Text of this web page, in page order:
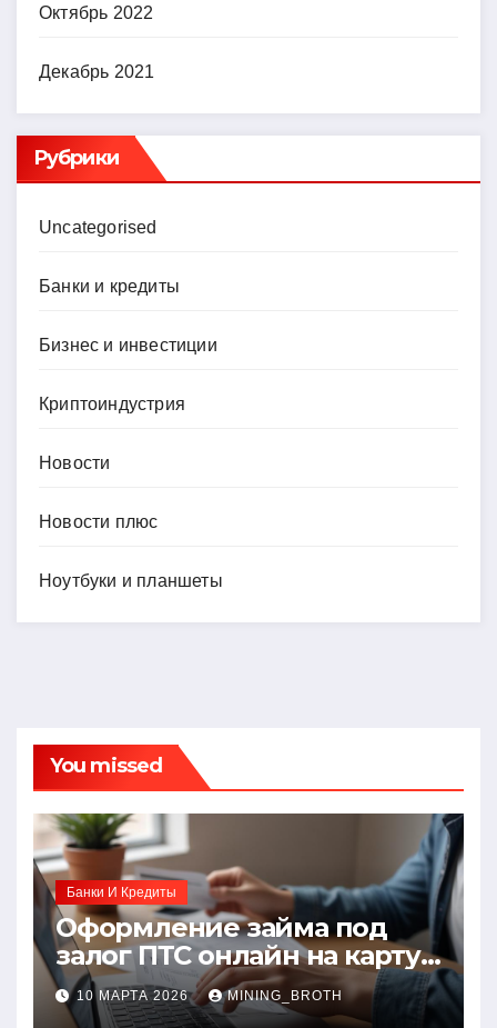
Октябрь 2022
Декабрь 2021
Рубрики
Uncategorised
Банки и кредиты
Бизнес и инвестиции
Криптоиндустрия
Новости
Новости плюс
Ноутбуки и планшеты
You missed
Банки И Кредиты
Оформление займа под
залог ПТС онлайн на карту
без визита в офис: порядок,
требования и документы
10 МАРТА 2026 MINING_BROTH